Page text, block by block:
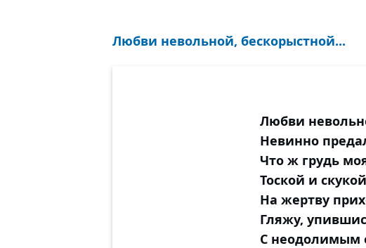
Любви невольной, бескорыстной...
Любви
Невинно
Что ж грудь
Тоской и
На жертву
Гляжу,
С неодолимым